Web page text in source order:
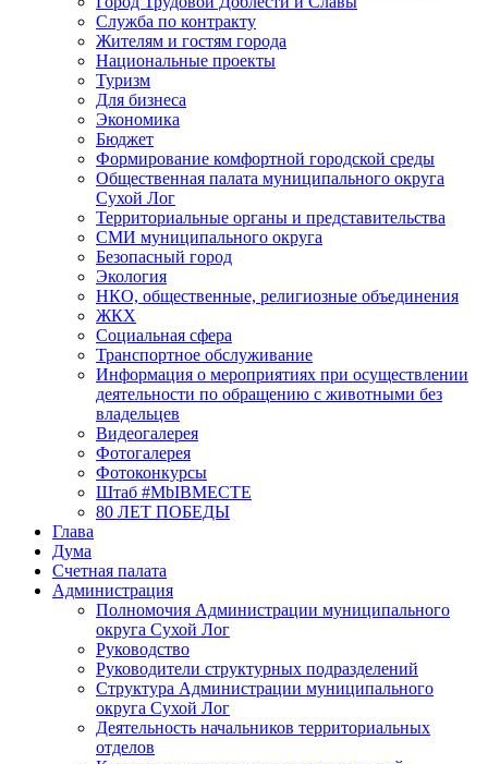
Служба по контракту
Жителям и гостям города
Национальные проекты
Туризм
Для бизнеса
Экономика
Бюджет
Формирование комфортной городской среды
Общественная палата муниципального округа
Сухой Лог
Территориальные органы и представительства
СМИ муниципального округа
Безопасный город
Экология
НКО, общественные, религиозные объединения
ЖКХ
Социальная сфера
Транспортное обслуживание
Информация о мероприятиях при осуществлении
деятельности по обращению с животными без
владельцев
Видеогалерея
Фотогалерея
Фотоконкурсы
Штаб #MbIBMECTE
80 ЛЕТ ПОБЕДЫ
Глава
Дума
Счетная палата
Администрация
Полномочия Администрации муниципального
округа Сухой Лог
Руководство
Руководители структурных подразделений
Структура Администрации муниципального
округа Сухой Лог
Деятельность начальников территориальных
отделов